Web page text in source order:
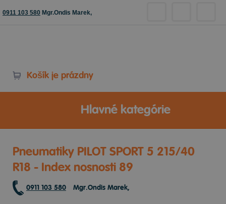
0911 103 580 Mgr.Ondis Marek,
Košík je prázdny
Hlavné kategórie
Pneumatiky PILOT SPORT 5 215/40
R18 - Index nosnosti 89
0911 103 580 Mgr.Ondis Marek,